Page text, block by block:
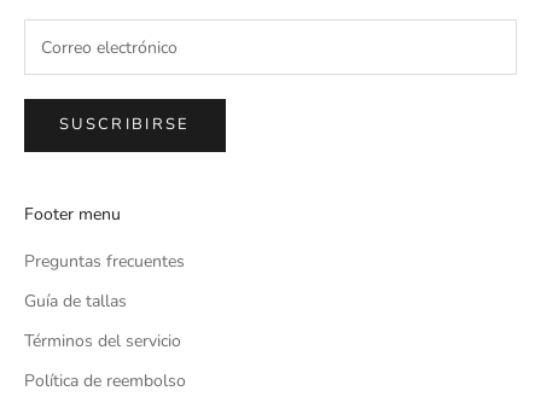
SUSCRIBIRSE
Footer menu
Preguntas frecuentes
Guía de tallas
Términos del servicio
Política de reembolso